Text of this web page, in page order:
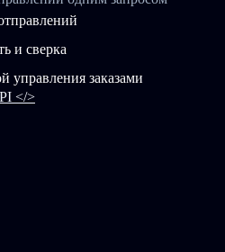
и сверка
управления заказами
</>